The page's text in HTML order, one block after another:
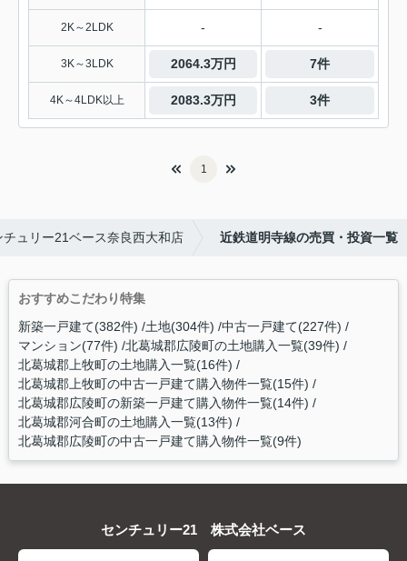
2K～2LDK - -
3K～3LDK 2064.3万円 7件
4K～4LDK以上 2083.3万円 3件
1
ュリー21ベース奈良西大和店 近鉄道明寺線の売買・投資一覧
おすすめこだわり特集
新築一戸建て(382件) 土地(304件) 中古一戸建て(227件)
マンション(77件) 北葛城郡広陵町の土地購入一覧(39件)
北葛城郡上牧町の土地購入一覧(16件)
北葛城郡上牧町の中古一戸建て購入物件一覧(15件)
北葛城郡広陵町の新築一戸建て購入物件一覧(14件)
北葛城郡河合町の土地購入一覧(13件)
北葛城郡広陵町の中古一戸建て購入物件一覧(9件)
センチュリー21 株式会社ベース